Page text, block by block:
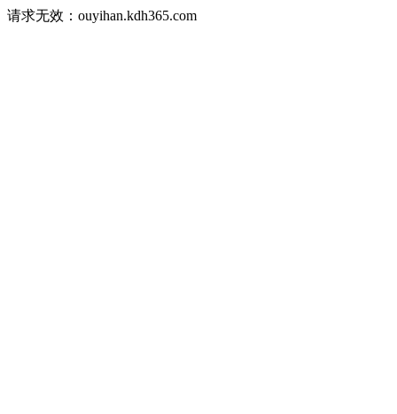
请求无效：ouyihan.kdh365.com